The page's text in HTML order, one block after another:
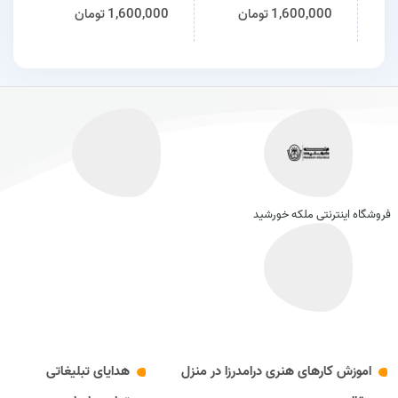
کیفیت مدل مهتاب
1,600,000تومان
سینگل
1,600,000تومان
فروشگاه اینترنتی ملکه خورشید
اموزش کارهای هنری درامدرزا در منزل
هدایای تبلیغاتی